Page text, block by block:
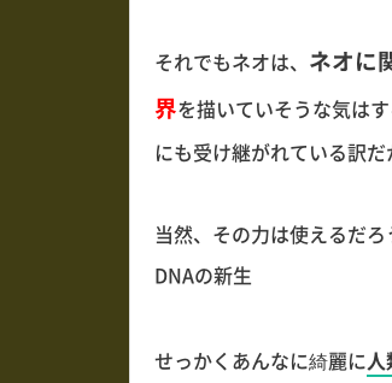
それでもネオは、 ネオに
界を描いていそうな気は
にも受け継がれている訳だ
当然、その力は使えるだ
DNAの新生
せっかくあんなに綺麗に